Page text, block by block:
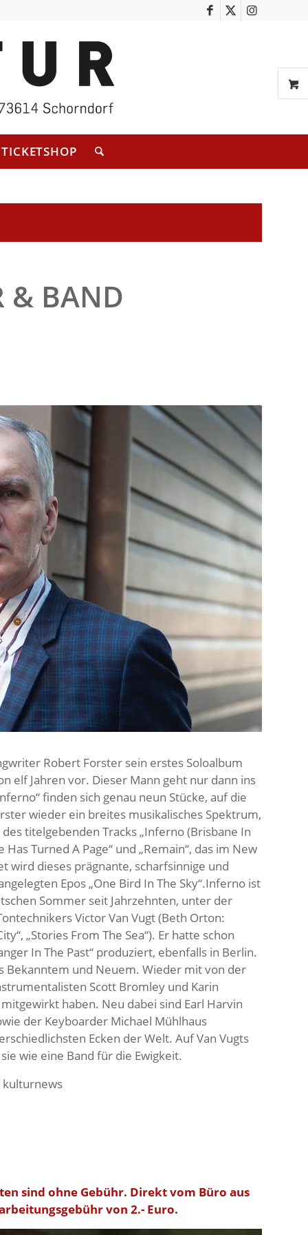
TICKETSHOP
& BAND
Robert Forster sein erstes Soloalbum
elf Jahren vor. Dieser Mann geht nur dann ins
finden sich genau neun Stücke, auf die
wieder ein breites musikalisches Spektrum,
titelgebenden Tracks „Inferno (Brisbane In
Turned A Page“ und „Remain“, das im New
wird dieses prägnante, scharfsinnige und
Epos „One Bird In The Sky“.Inferno ist
Sommer seit Jahrzehnten, unter der
Victor Van Vugt (Beth Orton:
„Stories From The Sea“). Er hatte schon
In The Past“ produziert, ebenfalls in Berlin.
Bekanntem und Neuem. Wieder mit von der
Scott Bromley und Karin
haben. Neu dabei sind Earl Harvin
der Keyboarder Michael Mühlhaus
Ecken der Welt. Auf Van Vugts
wie eine Band für die Ewigkeit.
kulturnews
sind ohne Gebühr. Direkt vom Büro aus
von 2.- Euro.